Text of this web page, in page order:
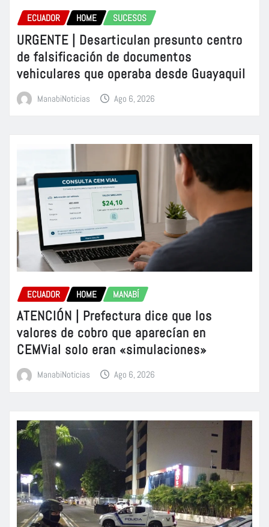
ECUADOR HOME SUCESOS
URGENTE | Desarticulan presunto centro
de falsificación de documentos
vehiculares que operaba desde Guayaquil
ManabiNoticias Ago 6, 2026
ECUADOR HOME MANABÍ
ATENCIÓN | Prefectura dice que los
valores de cobro que aparecían en
CEMVial solo eran «simulaciones»
ManabiNoticias Ago 6, 2026